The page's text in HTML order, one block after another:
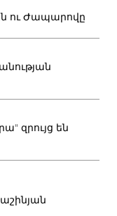
ու Ժապարովը
զրույց են